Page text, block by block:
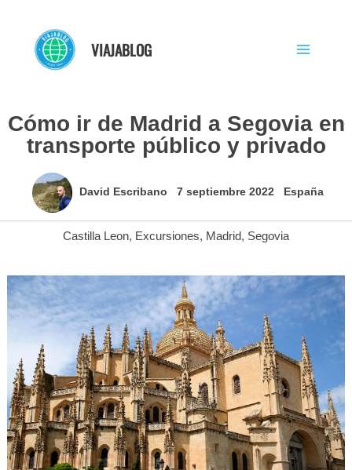
contenido
VIAJABLOG
Cómo ir de Madrid a Segovia en
transporte público y privado
David Escribano 7 septiembre 2022 España
Castilla Leon, Excursiones, Madrid, Segovia